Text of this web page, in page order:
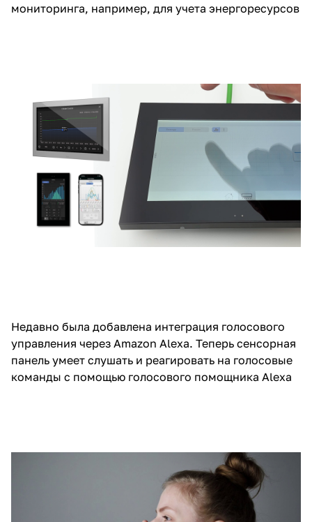
мониторинга, например, для учета энергоресурсов
Недавно была добавлена интеграция голосового
управления через Amazon Alexa. Теперь сенсорная
панель умеет слушать и реагировать на голосовые
команды с помощью голосового помощника Alexa